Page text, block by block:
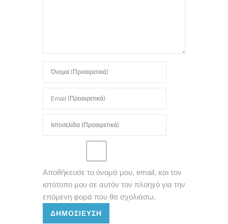
Αποθήκευσε το όνομά μου, email, και τον
ιστότοπο μου σε αυτόν τον πλοηγό για την
επόμενη φορά που θα σχολιάσω.
ΔΗΜΟΣΊΕΥΣΗ